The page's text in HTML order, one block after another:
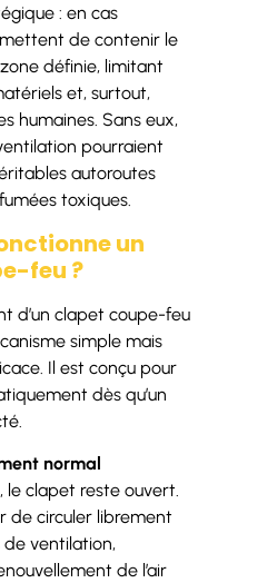
: en cas
de contenir le
définie, limitant
et, surtout,
humaines. Sans eux,
pourraient
autoroutes
toxiques.
un
feu ?
d’un clapet coupe-feu
simple mais
Il est conçu pour
dès qu’un
normal
le clapet reste ouvert.
de circuler librement
de ventilation,
de l’air